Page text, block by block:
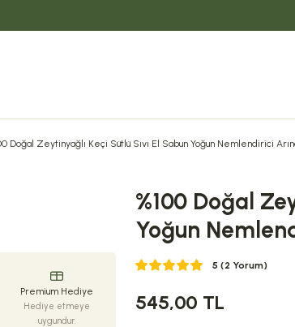
Doğal Zeytinyağlı Keçi Sütlü Sıvı El Sabun Yoğun Nemlendirici
Premium Hediye
Hediye etmeye
uygundur.
%100 Doğal
Yoğun
5 (2 Yorum)
545,00 TL